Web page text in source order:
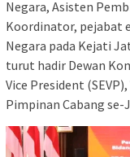
Negara, Asisten
Koordinator, pejabat
Negara pada Kejati
turut hadir Dewan
Vice President
Pimpinan Cabang se-